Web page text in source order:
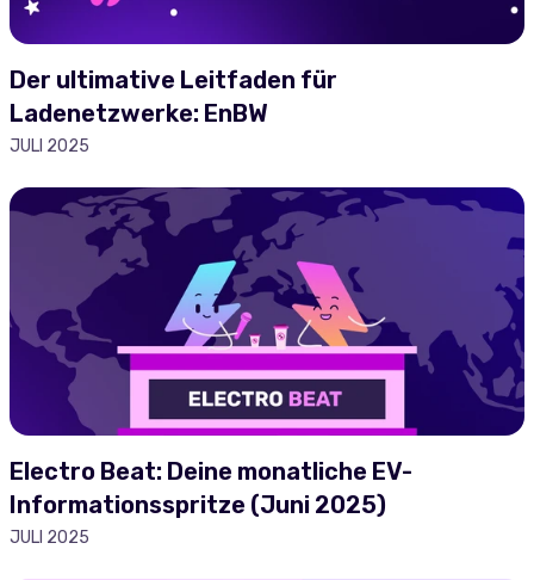
Der ultimative Leitfaden für
Ladenetzwerke: EnBW
JULI 2025
Electro Beat: Deine monatliche EV-
Informationsspritze (Juni 2025)
JULI 2025